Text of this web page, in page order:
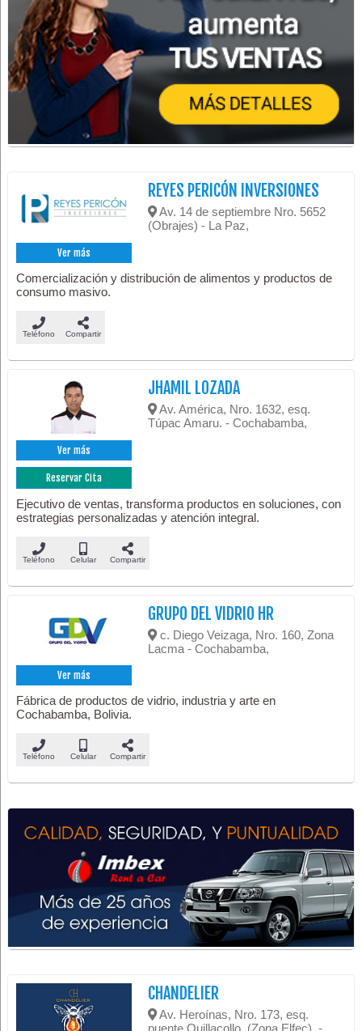
Ver más
REYES PERICÓN INVERSIONES
Av. 14 de septiembre Nro. 5652
(Obrajes) - La Paz,
Comercialización y distribución de alimentos y productos de
consumo masivo.
Teléfono Compartir
Ver más
Reservar Cita
JHAMIL LOZADA
Av. América, Nro. 1632, esq.
Túpac Amaru. - Cochabamba,
Ejecutivo de ventas, transforma productos en soluciones, con
estrategias personalizadas y atención integral.
Teléfono Celular Compartir
Ver más
GRUPO DEL VIDRIO HR
c. Diego Veizaga, Nro. 160, Zona
Lacma - Cochabamba,
Fábrica de productos de vidrio, industria y arte en
Cochabamba, Bolivia.
Teléfono Celular Compartir
CHANDELIER
Av. Heroínas, Nro. 173, esq.